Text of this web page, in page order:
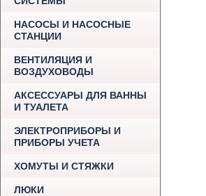
НАСОСЫ И НАСОСНЫЕ
СТАНЦИИ
ВЕНТИЛЯЦИЯ И
ВОЗДУХОВОДЫ
АКСЕССУАРЫ ДЛЯ ВАННЫ
И ТУАЛЕТА
ЭЛЕКТРОПРИБОРЫ И
ПРИБОРЫ УЧЕТА
ХОМУТЫ И СТЯЖКИ
ЛЮКИ